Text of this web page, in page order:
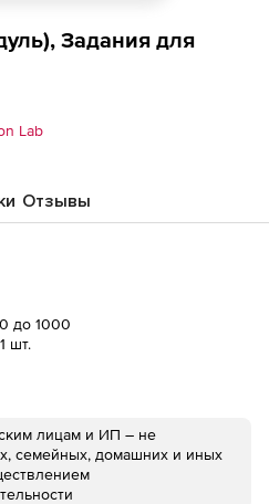
Задания для
Lab
Отзывы
до 1000
шт.
лицам и ИП – не
семейных, домашних и иных